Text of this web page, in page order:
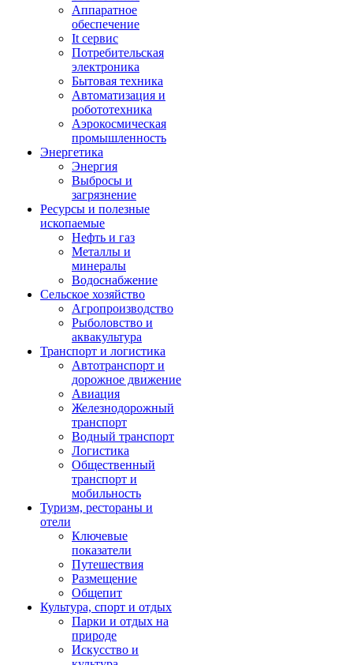
Аппаратное
обеспечение
It сервис
Потребительская
электроника
Бытовая техника
Автоматизация и
робототехника
Аэрокосмическая
промышленность
Энергетика
Энергия
Выбросы и
загрязнение
Ресурсы и полезные
ископаемые
Нефть и газ
Металлы и
минералы
Водоснабжение
Сельское хозяйство
Агропроизводство
Рыболовство и
аквакультура
Транспорт и логистика
Автотранспорт и
дорожное движение
Авиация
Железнодорожный
транспорт
Водный транспорт
Логистика
Общественный
транспорт и
мобильность
Туризм, рестораны и
отели
Ключевые
показатели
Путешествия
Размещение
Общепит
Культура, спорт и отдых
Парки и отдых на
природе
Искусство и